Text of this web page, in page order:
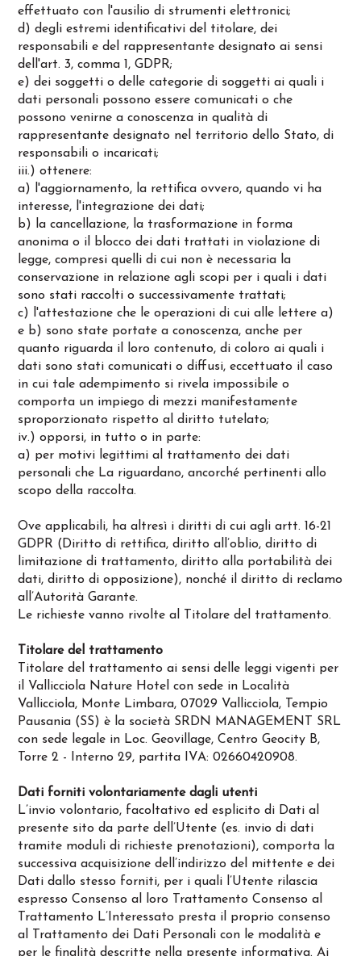
effettuato con l'ausilio di strumenti elettronici;
d) degli estremi identificativi del titolare, dei
responsabili e del rappresentante designato ai sensi
dell'art. 3, comma 1, GDPR;
e) dei soggetti o delle categorie di soggetti ai quali i
dati personali possono essere comunicati o che
possono venirne a conoscenza in qualità di
rappresentante designato nel territorio dello Stato, di
responsabili o incaricati;
iii.) ottenere:
a) l'aggiornamento, la rettifica ovvero, quando vi ha
interesse, l'integrazione dei dati;
b) la cancellazione, la trasformazione in forma
anonima o il blocco dei dati trattati in violazione di
legge, compresi quelli di cui non è necessaria la
conservazione in relazione agli scopi per i quali i dati
sono stati raccolti o successivamente trattati;
c) l'attestazione che le operazioni di cui alle lettere a)
e b) sono state portate a conoscenza, anche per
quanto riguarda il loro contenuto, di coloro ai quali i
dati sono stati comunicati o diffusi, eccettuato il caso
in cui tale adempimento si rivela impossibile o
comporta un impiego di mezzi manifestamente
sproporzionato rispetto al diritto tutelato;
iv.) opporsi, in tutto o in parte:
a) per motivi legittimi al trattamento dei dati
personali che La riguardano, ancorché pertinenti allo
scopo della raccolta.
Ove applicabili, ha altresì i diritti di cui agli artt. 16-21
GDPR (Diritto di rettifica, diritto all’oblio, diritto di
limitazione di trattamento, diritto alla portabilità dei
dati, diritto di opposizione), nonché il diritto di reclamo
all’Autorità Garante.
Le richieste vanno rivolte al Titolare del trattamento.
Titolare del trattamento
Titolare del trattamento ai sensi delle leggi vigenti per
il Vallicciola Nature Hotel con sede in Località
Vallicciola, Monte Limbara, 07029 Vallicciola, Tempio
Pausania (SS) è la società SRDN MANAGEMENT SRL
con sede legale in Loc. Geovillage, Centro Geocity B,
Torre 2 - Interno 29, partita IVA: 02660420908.
Dati forniti volontariamente dagli utenti
L’invio volontario, facoltativo ed esplicito di Dati al
presente sito da parte dell’Utente (es. invio di dati
tramite moduli di richieste prenotazioni), comporta la
successiva acquisizione dell’indirizzo del mittente e dei
Dati dallo stesso forniti, per i quali l’Utente rilascia
espresso Consenso al loro Trattamento Consenso al
Trattamento L’Interessato presta il proprio consenso
al Trattamento dei Dati Personali con le modalità e
per le finalità descritte nella presente informativa. Ai